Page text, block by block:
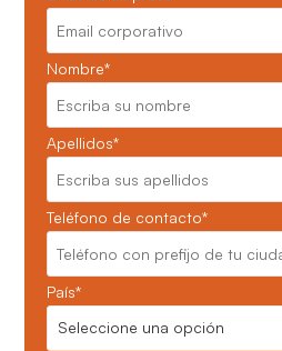
Nombre*
Apellidos*
Teléfono de contacto*
País*